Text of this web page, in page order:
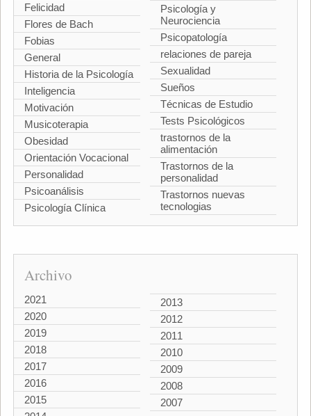
Felicidad
Flores de Bach
Fobias
General
Historia de la Psicología
Inteligencia
Motivación
Musicoterapia
Obesidad
Orientación Vocacional
Personalidad
Psicoanálisis
Psicología Clínica
Psicología y
Neurociencia
Psicopatología
relaciones de pareja
Sexualidad
Sueños
Técnicas de Estudio
Tests Psicológicos
trastornos de la
alimentación
Trastornos de la
personalidad
Trastornos nuevas
tecnologias
Archivo
2021
2020
2019
2018
2017
2016
2015
2013
2012
2011
2010
2009
2008
2007